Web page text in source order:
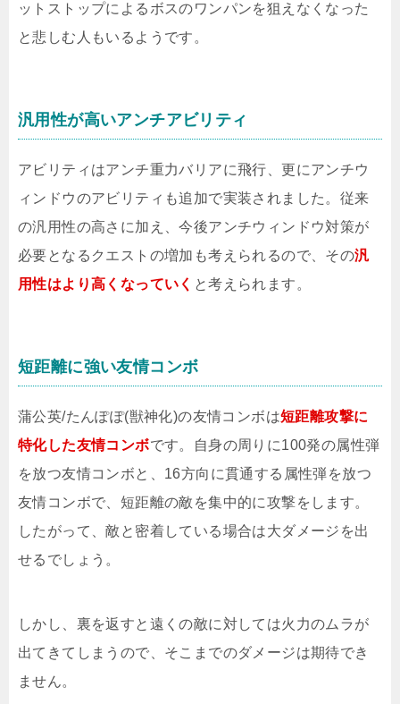
ットストップによるボスのワンパンを狙えなくなった
と悲しむ人もいるようです。
汎用性が高いアンチアビリティ
アビリティはアンチ重力バリアに飛行、更にアンチウ
ィンドウのアビリティも追加で実装されました。従来
の汎用性の高さに加え、今後アンチウィンドウ対策が
必要となるクエストの増加も考えられるので、その汎
用性はより高くなっていく と考えられます。
短距離に強い友情コンボ
蒲公英/たんぽぽ(獣神化)の友情コンボは短距離攻撃に
特化した友情コンボです。自身の周りに100発の属性弾
を放つ友情コンボと、16方向に貫通する属性弾を放つ
友情コンボで、短距離の敵を集中的に攻撃をします。
したがって、敵と密着している場合は大ダメージを出
せるでしょう。
しかし、裏を返すと遠くの敵に対しては火力のムラが
出てきてしまうので、そこまでのダメージは期待でき
ません。